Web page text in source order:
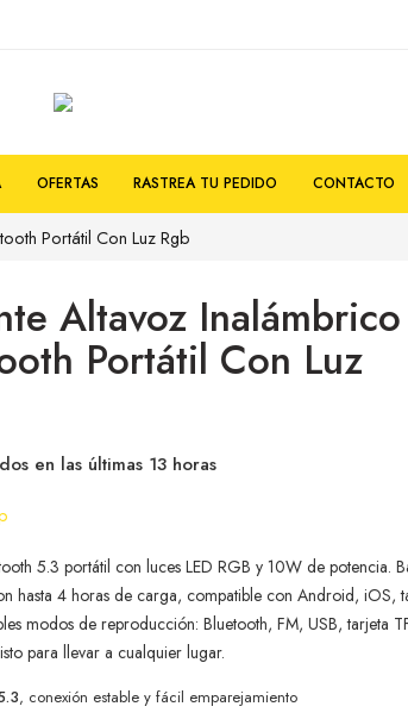
OFERTAS RASTREA TU PEDIDO CONTACTO
Portátil Con Luz Rgb
Altavoz Inalámbrico
Portátil Con Luz
en las últimas 13 horas
5.3 portátil con luces LED RGB y 10W de potencia.
hasta 4 horas de carga, compatible con Android, iOS,
modos de reproducción: Bluetooth, FM, USB, tarjeta
para llevar a cualquier lugar.
, conexión estable y fácil emparejamiento